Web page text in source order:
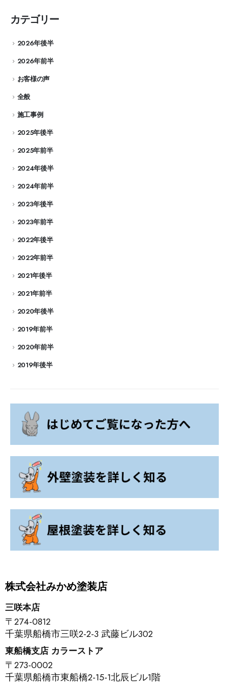
カテゴリー
2026年後半
2026年前半
お客様の声
全般
施工事例
2025年後半
2025年前半
2024年後半
2024年前半
2023年後半
2023年前半
2022年後半
2022年前半
2021年後半
2021年前半
2020年後半
2019年前半
2020年前半
2019年後半
株式会社みかめ塗装店
三咲本店
〒274-0812
千葉県船橋市三咲2-2-3 武藤ビル302
東船橋支店 カラーストア
〒273-0002
千葉県船橋市東船橋2-15-1北辰ビル1階